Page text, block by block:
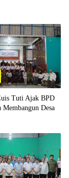
Tuti Ajak BPD
Membangun Desa